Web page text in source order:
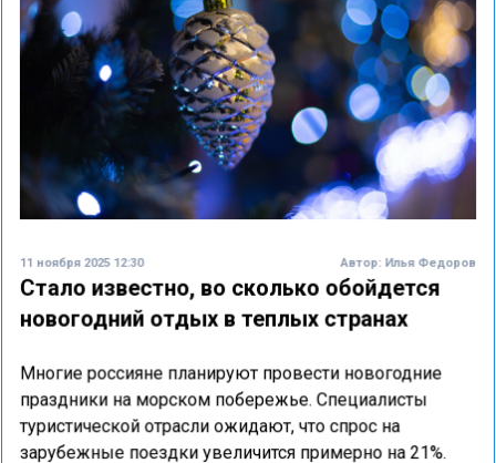
11 ноября 2025 12:30 Автор: Илья Федоров
Стало известно, во сколько обойдется
новогодний отдых в теплых странах
Многие россияне планируют провести новогодние
праздники на морском побережье. Специалисты
туристической отрасли ожидают, что спрос на
зарубежные поездки увеличится примерно на 21%.